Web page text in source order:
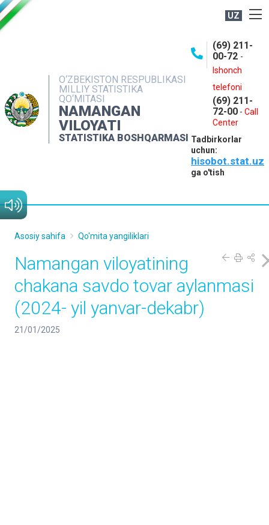
UZ
O‘ZBEKISTON RESPUBLIKASI
MILLIY STATISTIKA
QO‘MITASI
NAMANGAN
VILOYATI
STATISTIKA BOSHQARMASI
(69) 211-
00-72 -
Ishonch
telefoni
(69) 211-
72-00 - Call
Center
Tadbirkorlar
uchun:
hisobot.stat.uz
ga o'tish
NASHRLAR
INTERAKTIV XIZMATLAR
MATBUOT XIZMATI
MUROJAATLAR
Asosiy sahifa Qo'mita yangiliklari
Namangan viloyatining
chakana savdo tovar aylanmasi
(2024- yil yanvar-dekabr)
21/01/2025